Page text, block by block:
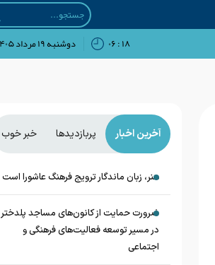
۱۸ : ۰۶ دوشنبه ۱۹ مرداد ۱۴۰۵
آخرین اخبار پربازدیدها خبر خوب
هنر، زبان ماندگار ترویج فرهنگ عاشورا است
ضرورت حمایت از کانون‌های مساجد پلدختر
در مسیر توسعه فعالیت‌های فرهنگی و
اجتماعی